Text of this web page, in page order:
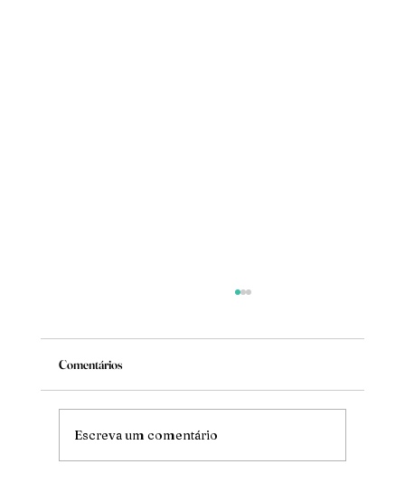
Mude
Comentários
Escreva um comentário